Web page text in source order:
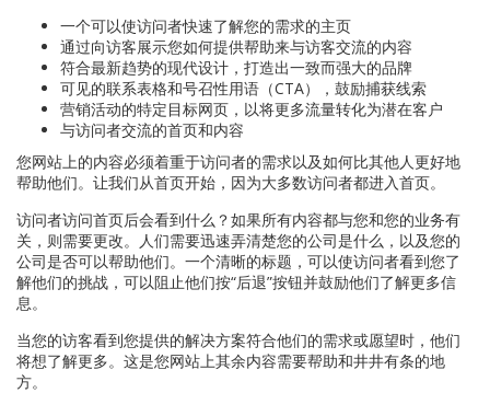
一个可以使访问者快速了解您的需求的主页
通过向访客展示您如何提供帮助来与访客交流的内容
符合最新趋势的现代设计，打造出一致而强大的品牌
可见的联系表格和号召性用语（CTA），鼓励捕获线索
营销活动的特定目标网页，以将更多流量转化为潜在客户
与访问者交流的首页和内容
您网站上的内容必须着重于访问者的需求以及如何比其他人更好地
帮助他们。让我们从首页开始，因为大多数访问者都进入首页。
访问者访问首页后会看到什么？如果所有内容都与您和您的业务有
关，则需要更改。人们需要迅速弄清楚您的公司是什么，以及您的
公司是否可以帮助他们。一个清晰的标题，可以使访问者看到您了
解他们的挑战，可以阻止他们按“后退”按钮并鼓励他们了解更多信
息。
当您的访客看到您提供的解决方案符合他们的需求或愿望时，他们
将想了解更多。这是您网站上其余内容需要帮助和井井有条的地
方。